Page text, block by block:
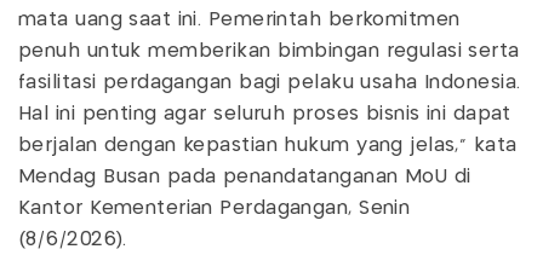
mata uang saat ini. Pemerintah berkomitmen
penuh untuk memberikan bimbingan regulasi serta
fasilitasi perdagangan bagi pelaku usaha Indonesia.
Hal ini penting agar seluruh proses bisnis ini dapat
berjalan dengan kepastian hukum yang jelas,” kata
Mendag Busan pada penandatanganan MoU di
Kantor Kementerian Perdagangan, Senin
(8/6/2026).